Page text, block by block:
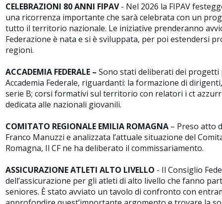
CELEBRAZIONI 80 ANNI FIPAV- Nel 2026 la FIPAV
una ricorrenza importante che sarà celebrata con un
tutto il territorio nazionale. Le iniziative prenderanno
Federazione è nata e si è sviluppata, per poi estendersi
regioni.
ACCADEMIA FEDERALE – Sono stati deliberati dei
Accademia Federale, riguardanti: la formazione di
serie B; corsi formativi sul territorio con relatori i ct
dedicata alle nazionali giovanili.
COMITATO REGIONALE EMILIA ROMAGNA – Preso atto
Franco Manuzzi e analizzata l’attuale situazione del
Romagna, Il CF ne ha deliberato il commissariamento.
ASSICURAZIONE ATLETI ALTO LIVELLO - Il Consiglio
dell’assicurazione per gli atleti di alto livello che fanno
seniores. È stato avviato un tavolo di confronto con